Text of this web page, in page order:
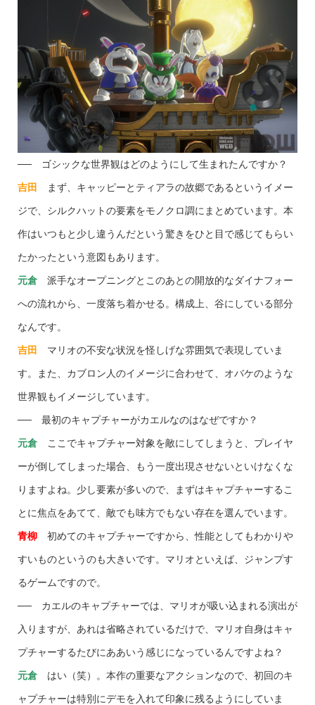
── ゴシックな世界観はどのようにして生まれたんですか？
吉田 まず、キャッピーとティアラの故郷であるというイメー
ジで、シルクハットの要素をモノクロ調にまとめています。本
作はいつもと少し違うんだという驚きをひと目で感じてもらい
たかったという意図もあります。
元倉派手なオープニングとこのあとの開放的なダイナフォー
への流れから、一度落ち着かせる。構成上、谷にしている部分
なんです。
吉田 マリオの不安な状況を怪しげな雰囲気で表現していま
す。また、カブロン人のイメージに合わせて、オバケのような
世界観もイメージしています。
── 最初のキャプチャーがカエルなのはなぜですか？
元倉ここでキャプチャー対象を敵にしてしまうと、プレイヤ
ーが倒してしまった場合、もう一度出現させないといけなくな
りますよね。少し要素が多いので、まずはキャプチャーするこ
とに焦点をあてて、敵でも味方でもない存在を選んでいます。
青柳初めてのキャプチャーですから、性能としてもわかりや
すいものというのも大きいです。マリオといえば、ジャンプす
るゲームですので。
── カエルのキャプチャーでは、マリオが吸い込まれる演出が
入りますが、あれは省略されているだけで、マリオ自身はキャ
プチャーするたびにああいう感じになっているんですよね？
元倉はい（笑）。本作の重要なアクションなので、初回のキ
ャプチャーは特別にデモを入れて印象に残るようにしていま